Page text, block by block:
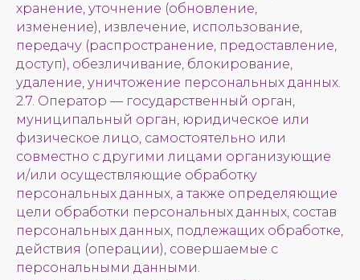
хранение, уточнение (обновление,
изменение), извлечение, использование,
передачу (распространение, предоставление,
доступ), обезличивание, блокирование,
удаление, уничтожение персональных данных.
2.7. Оператор — государственный орган,
муниципальный орган, юридическое или
физическое лицо, самостоятельно или
совместно с другими лицами организующие
и/или осуществляющие обработку
персональных данных, а также определяющие
цели обработки персональных данных, состав
персональных данных, подлежащих обработке,
действия (операции), совершаемые с
персональными данными.